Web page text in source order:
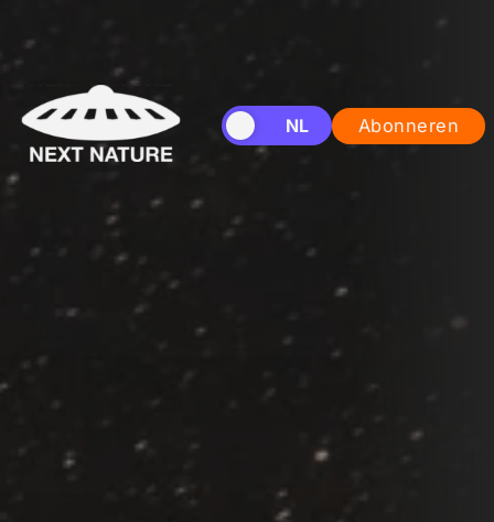
EN NL Abonneren